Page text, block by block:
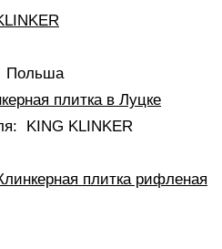
Польша
плитка в Луцке
KING KLINKER
плитка рифленая